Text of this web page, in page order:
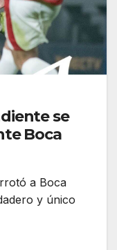
se
Boca
a Boca
y único